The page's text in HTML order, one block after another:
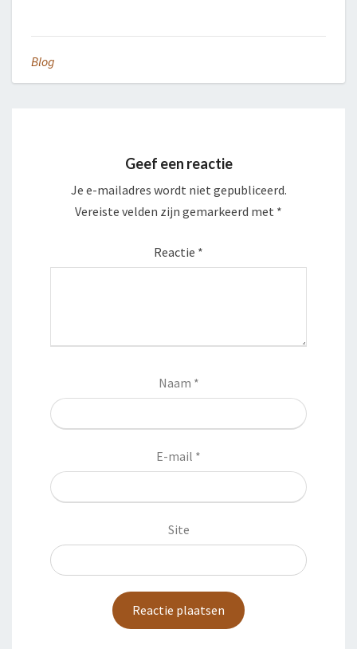
Blog
Geef een reactie
Je e-mailadres wordt niet gepubliceerd.
Vereiste velden zijn gemarkeerd met *
Reactie *
Naam *
E-mail *
Site